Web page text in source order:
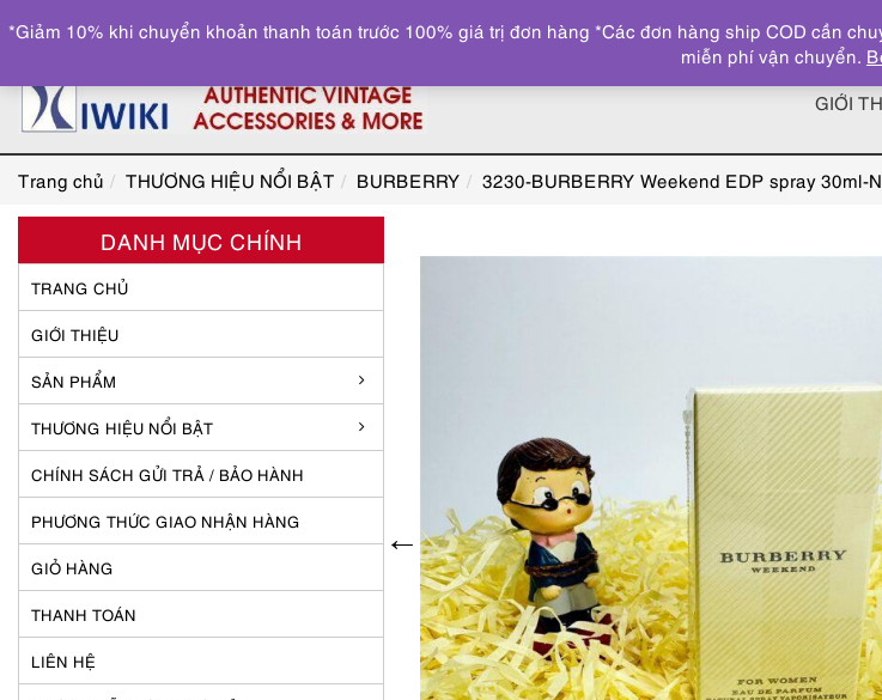
GIỚI
Trang chủ THƯƠNG HIỆU NỔI BẬT BURBERRY 3230-BURBERRY Weekend EDP spray 30ml-
DANH MỤC CHÍNH
TRANG CHỦ
GIỚI THIỆU
SẢN PHẨM
THƯƠNG HIỆU NỔI BẬT
CHÍNH SÁCH GỬI TRẢ / BẢO HÀNH
PHƯƠNG THỨC GIAO NHẬN HÀNG
GIỎ HÀNG
THANH TOÁN
LIÊN HỆ
*Giảm 10% khi chuyển khoản thanh toán trước 100% giá trị đơn hàng *Các đơn hàng ship COD cần
miễn phí vận chuyển.